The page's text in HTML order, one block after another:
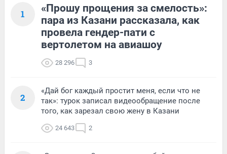
1
«Прошу прощения за смелость»:
пара из Казани рассказала, как
провела гендер-пати с
вертолетом на авиашоу
28 296 3
2
«Дай бог каждый простит меня, если что не
так»: турок записал видеообращение после
того, как зарезал свою жену в Казани
24 643 2